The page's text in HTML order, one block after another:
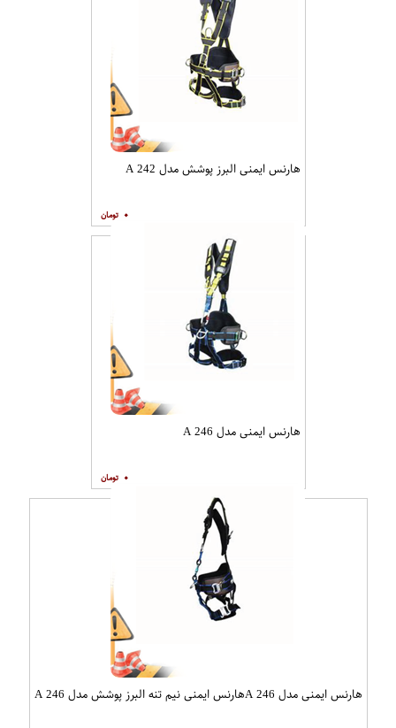
هارنس ایمنی البرز پوشش مدل A 242
۰
هارنس ایمنی مدل A 246
۰
هارنس ایمنی مدل A 246هارنس ایمنی نیم تنه البرز پوشش مدل A 246